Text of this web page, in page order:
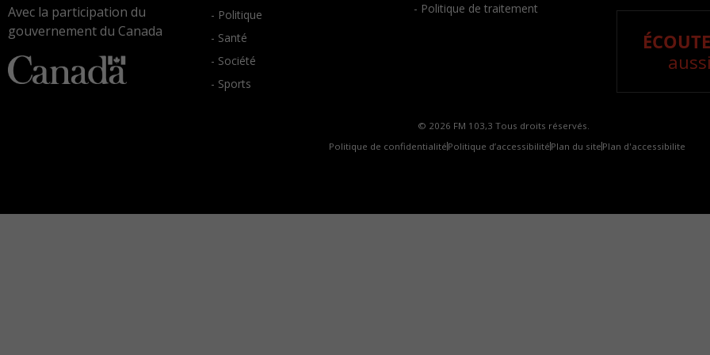
Avec la participation du
gouvernement du Canada
- Politique
- Santé
- Société
- Sports
- Politique de traitement
© 2026 FM 103,3 Tous droits réservés.
Politique de confidentialité Politique d’accessibilité Plan du site Plan d'accessibilite